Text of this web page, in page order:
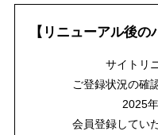
【リニューアル後の
サイトリ
ご登録状況の確
2025
会員登録してい